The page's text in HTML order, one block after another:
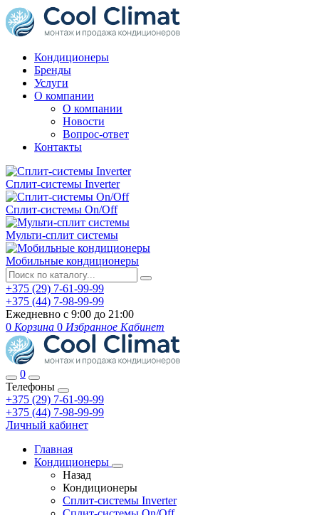
Кондиционеры
Бренды
Услуги
О компании
О компании
Новости
Вопрос-ответ
Контакты
Сплит-системы Inverter
Сплит-системы On/Off
Мульти-сплит системы
Мобильные кондиционеры
+375 (29) 7-61-99-99
+375 (44) 7-98-99-99
Ежедневно с 9:00 до 21:00
0 Корзина 0 Избранное Кабинет
0
Телефоны
+375 (29) 7-61-99-99
+375 (44) 7-98-99-99
Личный кабинет
Главная
Кондиционеры
Назад
Кондиционеры
Сплит-системы Inverter